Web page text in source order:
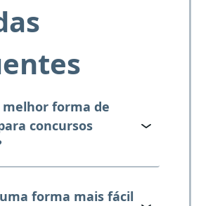
melhor forma de
concursos
forma mais fácil